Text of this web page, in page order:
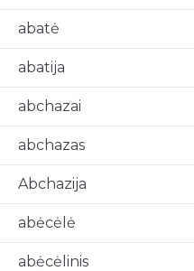
abatė
abatija
abchazai
abchazas
Abchazija
abėcėlė
abėcėlinis